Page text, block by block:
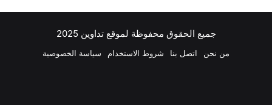
جميع الحقوق محفوظة لموقع تداوين 2025
من نحن اتصل بنا شروط الاستخدام سياسة الخصوصية